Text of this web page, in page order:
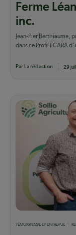
Ferme
inc.
Jean-Pier Berthiaume,
dans ce Profil FCARA
Par La rédaction 29
TÉMOIGNAGE ET ENTREVUE